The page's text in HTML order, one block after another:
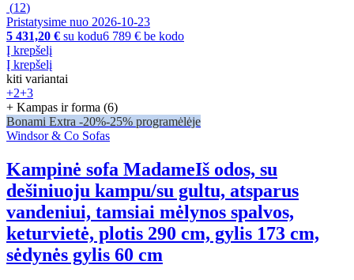
(12)
Pristatysime nuo 2026‑10‑23
5 431,20 € su kodu6 789 € be kodo
Į krepšelį
Į krepšelį
kiti variantai
+2+3
+ Kampas ir forma (6)
Bonami Extra -20%-25% programėlėje
Windsor & Co Sofas
Kampinė sofa MadameIš odos, su
dešiniuoju kampu/su gultu, atsparus
vandeniui, tamsiai mėlynos spalvos,
keturvietė, plotis 290 cm, gylis 173 cm,
sėdynės gylis 60 cm